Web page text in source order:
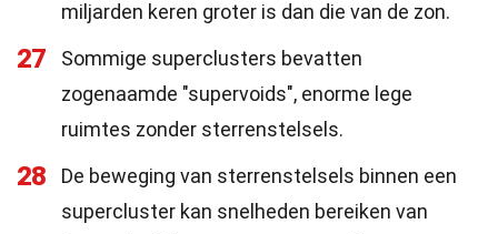
miljarden keren groter is dan die van de zon.
27
Sommige superclusters bevatten
zogenaamde "supervoids", enorme lege
ruimtes zonder sterrenstelsels.
28
De beweging van sterrenstelsels binnen een
supercluster kan snelheden bereiken van